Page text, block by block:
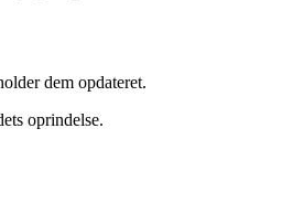
dem opdateret.
oprindelse.